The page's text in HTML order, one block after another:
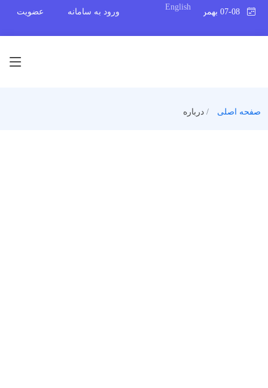
English
ورود به سامانه عضویت
صفحه اصلی درباره